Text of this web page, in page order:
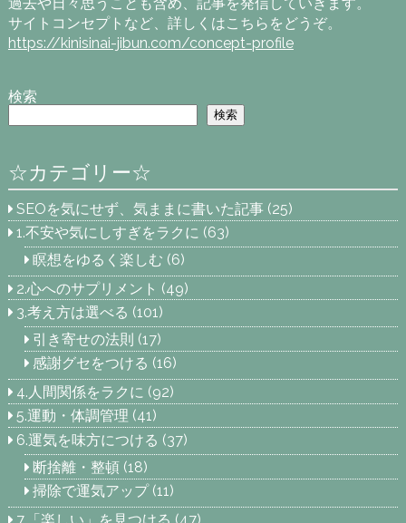
過去や日々思うことも含め、記事を発信していきます。
サイトコンセプトなど、詳しくはこちらをどうぞ。
https://kinisinai-jibun.com/concept-profile
検索
検索
☆カテゴリー☆
SEOを気にせず、気ままに書いた記事 (25)
1.不安や気にしすぎをラクに (63)
瞑想をゆるく楽しむ (6)
2.心へのサプリメント (49)
3.考え方は選べる (101)
引き寄せの法則 (17)
感謝グセをつける (16)
4.人間関係をラクに (92)
5.運動・体調管理 (41)
6.運気を味方につける (37)
断捨離・整頓(18)
掃除で運気アップ(11)